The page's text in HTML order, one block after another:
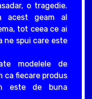
o tragedie.
acest geam al
tot ceea ce ai
ne spui care este
modelele de
ca fiecare produs
este de buna